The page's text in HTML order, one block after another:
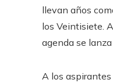
llevan años
los Veintisiete.
agenda se lanza
A los